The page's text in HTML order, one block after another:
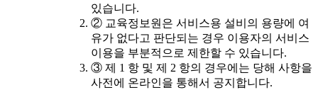
있습니다.
② 교육정보원은 서비스용 설비의 용량에 여
유가 없다고 판단되는 경우 이용자의 서비스
이용을 부분적으로 제한할 수 있습니다.
③ 제 1 항 및 제 2 항의 경우에는 당해 사항을
사전에 온라인을 통해서 공지합니다.